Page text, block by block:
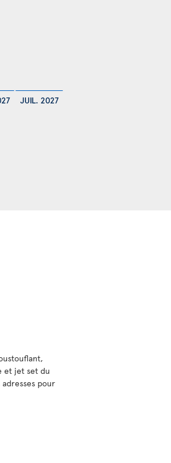
JUIL. 2027
et jet set du
pour